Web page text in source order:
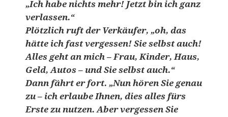
„Ich habe nichts mehr! Jetzt bin ich ganz
verlassen.“
Plötzlich ruft der Verkäufer, „oh, das
hätte ich fast vergessen! Sie selbst auch!
Alles geht an mich – Frau, Kinder, Haus,
Geld, Autos – und Sie selbst auch.“
Dann fährt er fort. „Nun hören Sie genau
zu – ich erlaube Ihnen, dies alles fürs
Erste zu nutzen. Aber vergessen Sie